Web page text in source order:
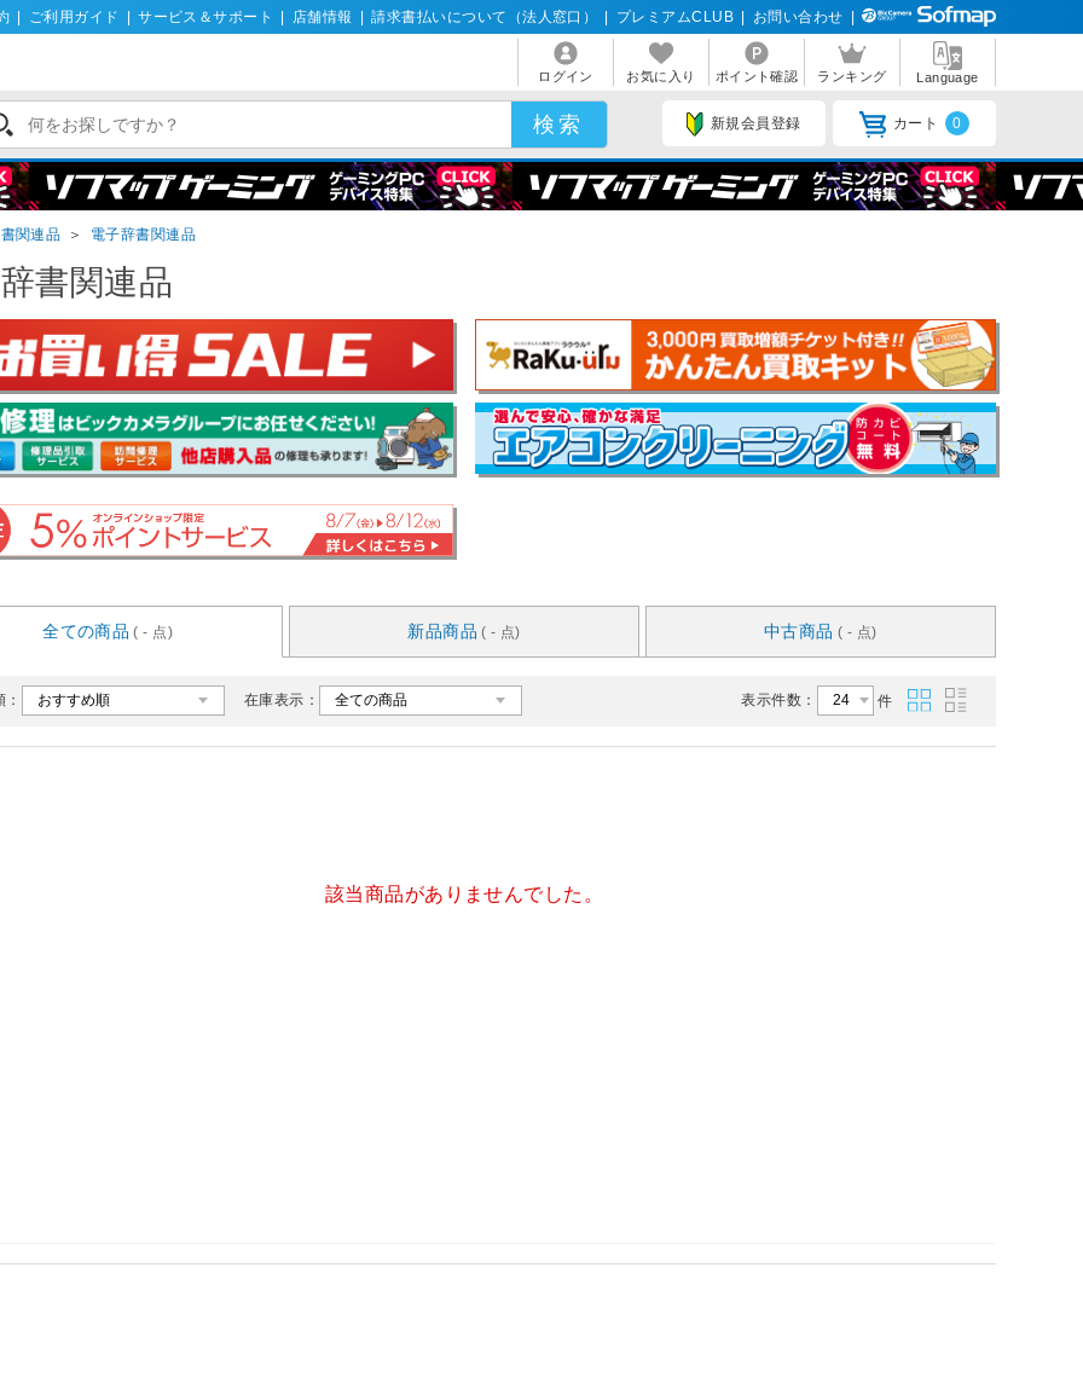
ご利用ガイド サービス＆サポート 店舗情報 請求書払いについて（法人窓口） プレミアムCLUB お問い合わせ
ログイン お気に入り ポイント確認 ランキング Language
新規会員登録 カート 0
関連品 ＞ 電子辞書関連品
書関連品
全ての商品 ( - 点) 新品商品 ( - 点) 中古商品 ( - 点)
在庫表示： 表示件数： 件
該当商品がありませんでした。